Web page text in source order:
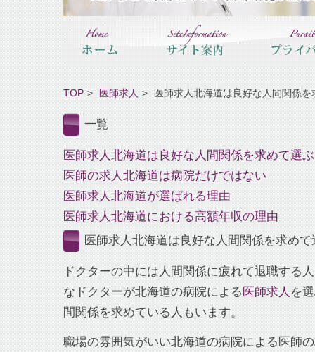
TOP 医師求人 医師求人北海道は良好な人間関係を
一覧
医師求人北海道は良好な人間関係を求めて選ぶ
医師の求人北海道は病院だけではない
医師求人北海道が選ばれる理由
医師求人北海道における高額年収の理由
医師求人北海道は良好な人間関係を求めて
ドクターの中には人間関係に疲れて退職する
なドクターが北海道の病院による 医師求人 を
間関係を求めている人もいます。
職場の雰囲気がいい北海道の病院による医師